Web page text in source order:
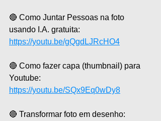
🔴 Como Juntar Pessoas na foto
usando I.A. gratuita:
https://youtu.be/gQgdLJRcHO4
🔴 Como fazer capa (thumbnail) para
Youtube:
https://youtu.be/SQx9Eq0wDy8
🔴 Transformar foto em desenho: